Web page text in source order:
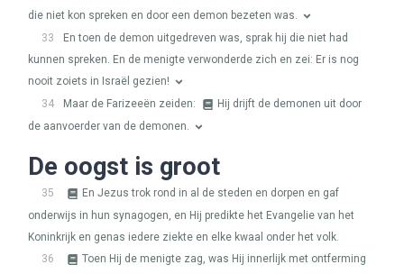
die niet kon spreken en door een demon bezeten was.
33
En toen de demon uitgedreven was, sprak hij die niet had
kunnen spreken. En de menigte verwonderde zich en zei: Er is nog
nooit zoiets in Israël gezien!
34
Maar de Farizeeën zeiden:
Hij drijft de demonen uit door
de aanvoerder van de demonen.
De oogst is groot
35
En Jezus trok rond in al de steden en dorpen en gaf
onderwijs in hun synagogen, en Hij predikte het Evangelie van het
Koninkrijk en genas iedere ziekte en elke kwaal onder het volk.
36
Toen Hij de menigte zag, was Hij innerlijk met ontferming